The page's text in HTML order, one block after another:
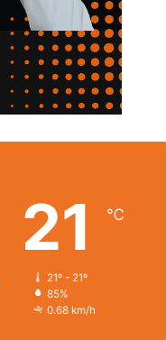
21 ℃
21º - 21º
85%
0.68 km/h